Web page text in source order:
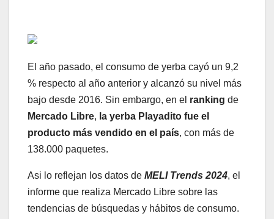
El año pasado, el consumo de yerba cayó un 9,2
% respecto al año anterior y alcanzó su nivel más
bajo desde 2016. Sin embargo, en el ranking de
Mercado Libre, la yerba Playadito fue el
producto más vendido en el país, con más de
138.000 paquetes.
Asi lo reflejan los datos de MELI Trends 2024, el
informe que realiza Mercado Libre sobre las
tendencias de búsquedas y hábitos de consumo.